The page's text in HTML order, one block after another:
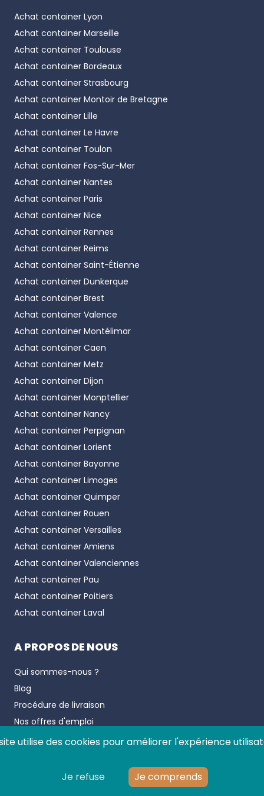
Achat container Lyon
Achat container Marseille
Achat container Toulouse
Achat container Bordeaux
Achat container Strasbourg
Achat container Montoir de Bretagne
Achat container Lille
Achat container Le Havre
Achat container Toulon
Achat container Fos-Sur-Mer
Achat container Nantes
Achat container Paris
Achat container Nice
Achat container Rennes
Achat container Reims
Achat container Saint-Étienne
Achat container Dunkerque
Achat container Brest
Achat container Valence
Achat container Montélimar
Achat container Caen
Achat container Metz
Achat container Dijon
Achat container Monptellier
Achat container Nancy
Achat container Perpignan
Achat container Lorient
Achat container Bayonne
Achat container Limoges
Achat container Quimper
Achat container Rouen
Achat container Versailles
Achat container Amiens
Achat container Valenciennes
Achat container Pau
Achat container Poitiers
Achat container Laval
A PROPOS DE NOUS
Qui sommes-nous ?
Blog
Procédure de livraison
Nos offres d'emploi
Conditions générales de vente
Politique de confidentialité
utilise des cookies pour améliorer l'expérience
Je refuse Je comprends